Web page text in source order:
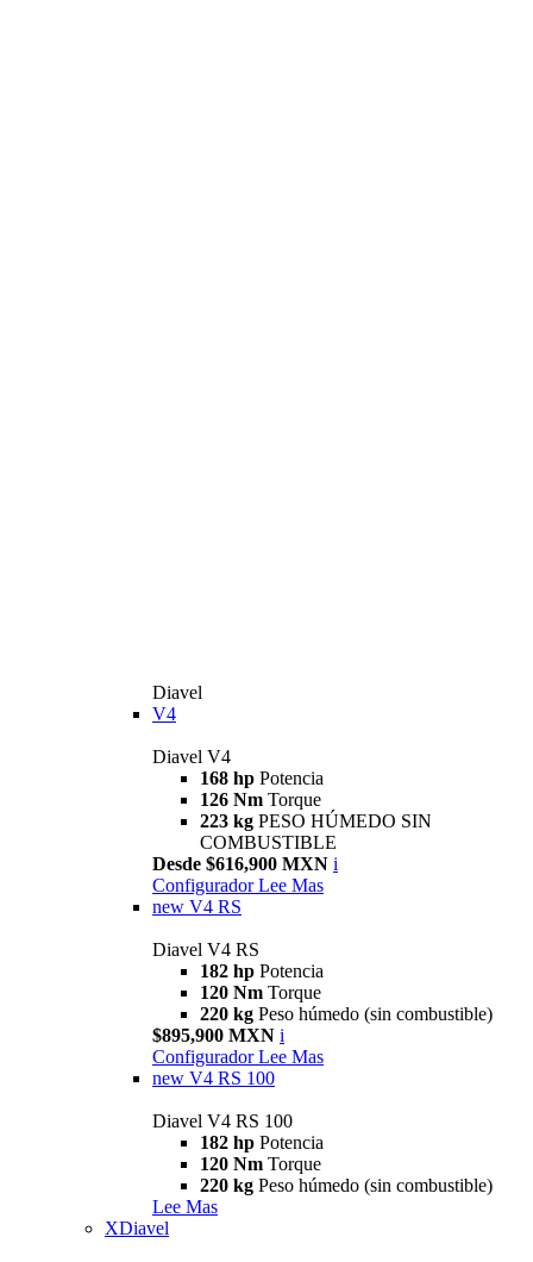
Diavel
V4
Diavel V4
168 hp Potencia
126 Nm Torque
223 kg PESO HÚMEDO SIN
COMBUSTIBLE
Desde $616,900 MXN i
Configurador Lee Mas
new V4 RS
Diavel V4 RS
182 hp Potencia
120 Nm Torque
220 kg Peso húmedo (sin combustible)
$895,900 MXN i
Configurador Lee Mas
new V4 RS 100
Diavel V4 RS 100
182 hp Potencia
120 Nm Torque
220 kg Peso húmedo (sin combustible)
Lee Mas
XDiavel